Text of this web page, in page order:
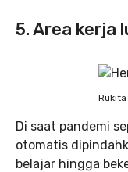
5. Area kerja
Di saat pandemi
otomatis
belajar hingga